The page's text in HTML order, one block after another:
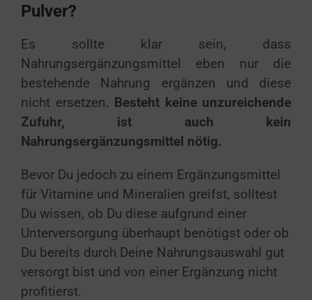
Pulver?
Es sollte klar sein, dass
Nahrungsergänzungsmittel eben nur die
bestehende Nahrung ergänzen und diese
nicht ersetzen. Besteht keine unzureichende
Zufuhr, ist auch kein
Nahrungsergänzungsmittel nötig.
Bevor Du jedoch zu einem Ergänzungsmittel
für Vitamine und Mineralien greifst, solltest
Du wissen, ob Du diese aufgrund einer
Unterversorgung überhaupt benötigst oder ob
Du bereits durch Deine Nahrungsauswahl gut
versorgt bist und von einer Ergänzung nicht
profitierst.